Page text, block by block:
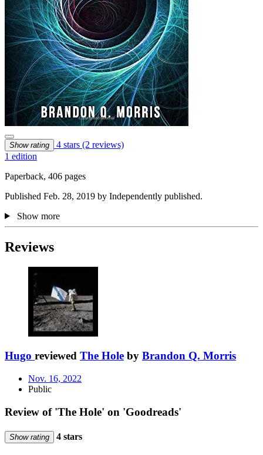
Show rating 4 stars (2 reviews)
1 edition
Paperback, 406 pages
Published Feb. 28, 2019 by Independently published.
Show more
Reviews
Hugo reviewed The Hole by Brandon Q. Morris
Nov. 16, 2022
Public
Review of 'The Hole' on 'Goodreads'
Show rating 4 stars